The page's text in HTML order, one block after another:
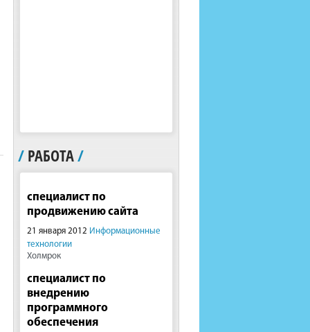
/ РАБОТА/
специалист по
продвижению сайта
21 января 2012 Информационные
технологии
Холмрок
специалист по
внедрению
программного
обеспечения